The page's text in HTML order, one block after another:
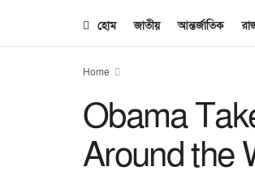
হোম জাতীয় আন্তর্জাতিক
Home
Obama
Around the